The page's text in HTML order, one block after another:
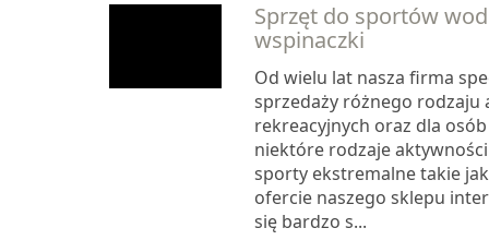
Sprzęt do sportów
wspinaczki
Od wielu lat nasza firma
sprzedaży różnego rodzaju
rekreacyjnych oraz dla
niektóre rodzaje
sporty ekstremalne takie
ofercie naszego sklepu
się bardzo s...